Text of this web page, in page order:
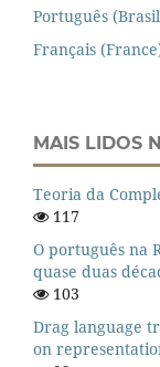
Português
Français
MAIS LIDOS
Teoria da
117
O português na
quase duas
103
Drag language
on